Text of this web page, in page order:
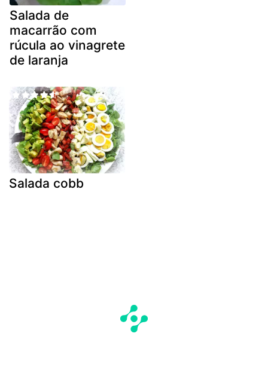
Salada de
macarrão com
rúcula ao vinagrete
de laranja
Salada cobb